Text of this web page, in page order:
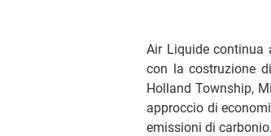
Air Liquide continua
con la costruzione
Holland Township,
approccio di
emissioni di carbonio.